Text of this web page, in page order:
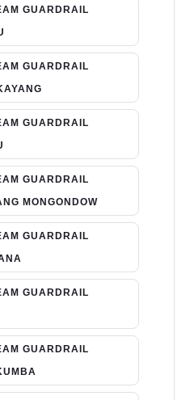
GUARDRAIL
GUARDRAIL
GUARDRAIL
GUARDRAIL
MONGONDOW
GUARDRAIL
GUARDRAIL
GUARDRAIL